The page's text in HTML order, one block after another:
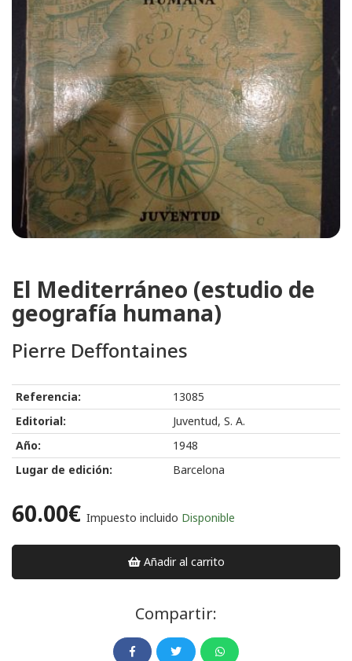
El Mediterráneo (estudio de
geografía humana)
Pierre Deffontaines
Referencia:
13085
Editorial:
Juventud, S. A.
Año:
1948
Lugar de edición:
Barcelona
60.00€ Impuesto incluido Disponible
Añadir al carrito
Compartir: